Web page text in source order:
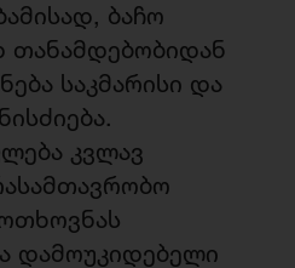
ბაჩო
საკმარისი და
კვლავ
დამოუკიდებელი